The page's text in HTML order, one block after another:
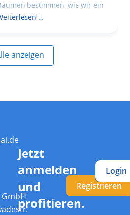
bestimmen, wie wir ein
wie wohl…
anzeigen
GmbH
Jetzt
anmelden
und
profitieren.
Registrieren
Login